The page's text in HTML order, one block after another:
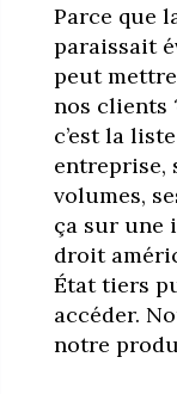
Parce que
paraissait
peut
nos clients
c’est la
entreprise,
volumes,
ça sur une
droit
État tiers
accéder.
notre